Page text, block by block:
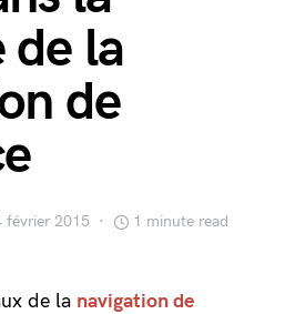
de la
de
février 2015 1 minute read
de la navigation de